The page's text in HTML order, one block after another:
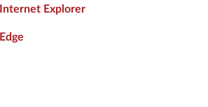
Explorer